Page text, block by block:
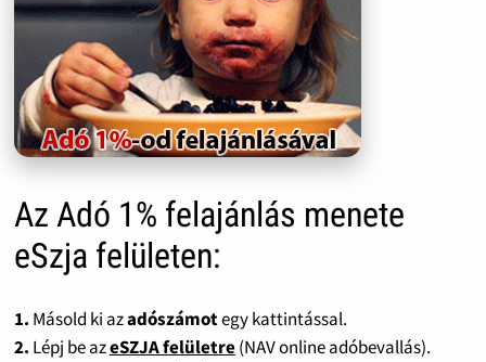
Az Adó 1% felajánlás menete
eSzja felületen:
1. Másold ki azadószámotegy kattintással.
2. Lépj be azeSZJA felületre(NAV online adóbevallás).